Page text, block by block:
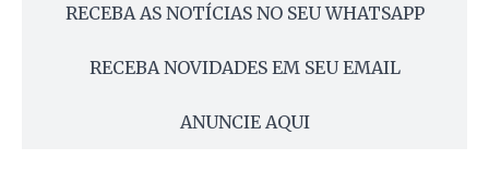
RECEBA AS NOTÍCIAS NO SEU WHATSAPP
RECEBA NOVIDADES EM SEU EMAIL
ANUNCIE AQUI